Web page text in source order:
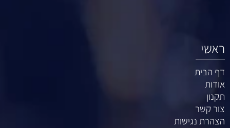
ראשי
דף הבית
אודות
תקנון
צור קשר
הצהרת נגישות